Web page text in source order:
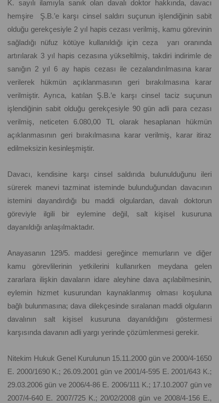
K. sayılı ilamıyla sanık olan davalı doktor hakkında, davacı
hemşire Ş.B.’e karşı cinsel saldırı suçunun işlendiğinin sabit
olduğu gerekçesiyle 2 yıl hapis cezası verilmiş, kamu görevinin
sağladığı nüfuz kötüye kullanıldığı için ceza yarı oranında
artırılarak 3 yıl hapis cezasına yükseltilmiş, takdiri indirimle de
sanığın 2 yıl 6 ay hapis cezası ile cezalandırılmasına karar
verilerek hükmün açıklanmasının geri bırakılmasına karar
verilmiştir. Ayrıca, katılan Ş.B.’e karşı cinsel taciz suçunun
işlendiğinin sabit olduğu gerekçesiyle 90 gün adli para cezası
verilmiş, neticeten 6.080,00 TL olarak hesaplanan hükmün
açıklanmasının geri bırakılmasına karar verilmiş, karar itiraz
edilmeksizin kesinleşmiştir.
Davacı, kendisine karşı cinsel saldırıda bulunulduğunu ileri
sürerek manevi tazminat isteminde bulunduğundan davacının
istemini dayandırdığı bu maddi olgulardan, davalı doktorun
göreviyle ilgili bir eylemine değil, salt kişisel kusuruna
dayanıldığı anlaşılmaktadır.
Anayasanın 129/5. maddesi gereğince memurların ve diğer
kamu görevlilerinin yetkilerini kullanırken meydana gelen
zararlara ilişkin davaların idare aleyhine dava açılabilmesinin,
eylemin hizmet kusurundan kaynaklanmış olması koşuluna
bağlı bulunmasına; dava dilekçesinde sıralanan maddi olguların
davalının salt kişisel kusuruna dayanıldığını göstermesi
karşısında davanın adli yargı yerinde çözümlenmesi gerekir.
Nitekim Hukuk Genel Kurulunun 15.11.2000 gün ve 2000/4-1650
E. 2000/1690 K.; 26.09.2001 gün ve 2001/4-595 E. 2001/643 K.;
29.03.2006 gün ve 2006/4-86 E. 2006/111 K.; 17.10.2007 gün ve
2007/4-640 E. 2007/725 K.; 20/02/2008 gün ve 2008/4-156 E.,